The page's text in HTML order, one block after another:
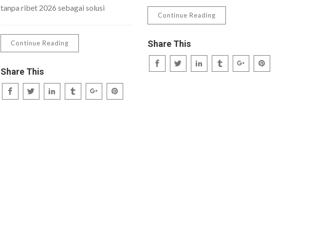
Continue Reading
Share This
tanpa ribet 2026 sebagai solusi
Continue Reading
Share This